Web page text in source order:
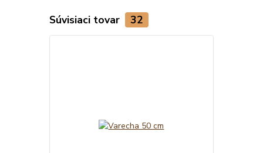
Súvisiaci tovar 32